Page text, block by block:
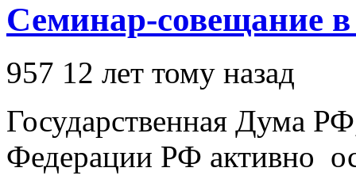
Семинар-совещание в
957 12 лет тому назад
Государственная Дума
Федерации РФ активно